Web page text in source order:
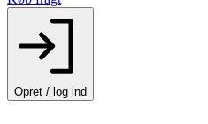
Opret / log ind